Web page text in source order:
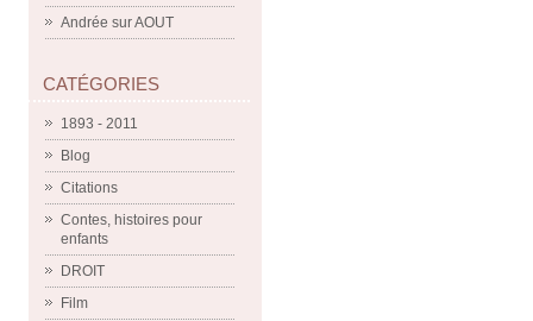
Andrée surAOUT
CATÉGORIES
1893 - 2011
Blog
Citations
Contes, histoires pour
enfants
DROIT
Film